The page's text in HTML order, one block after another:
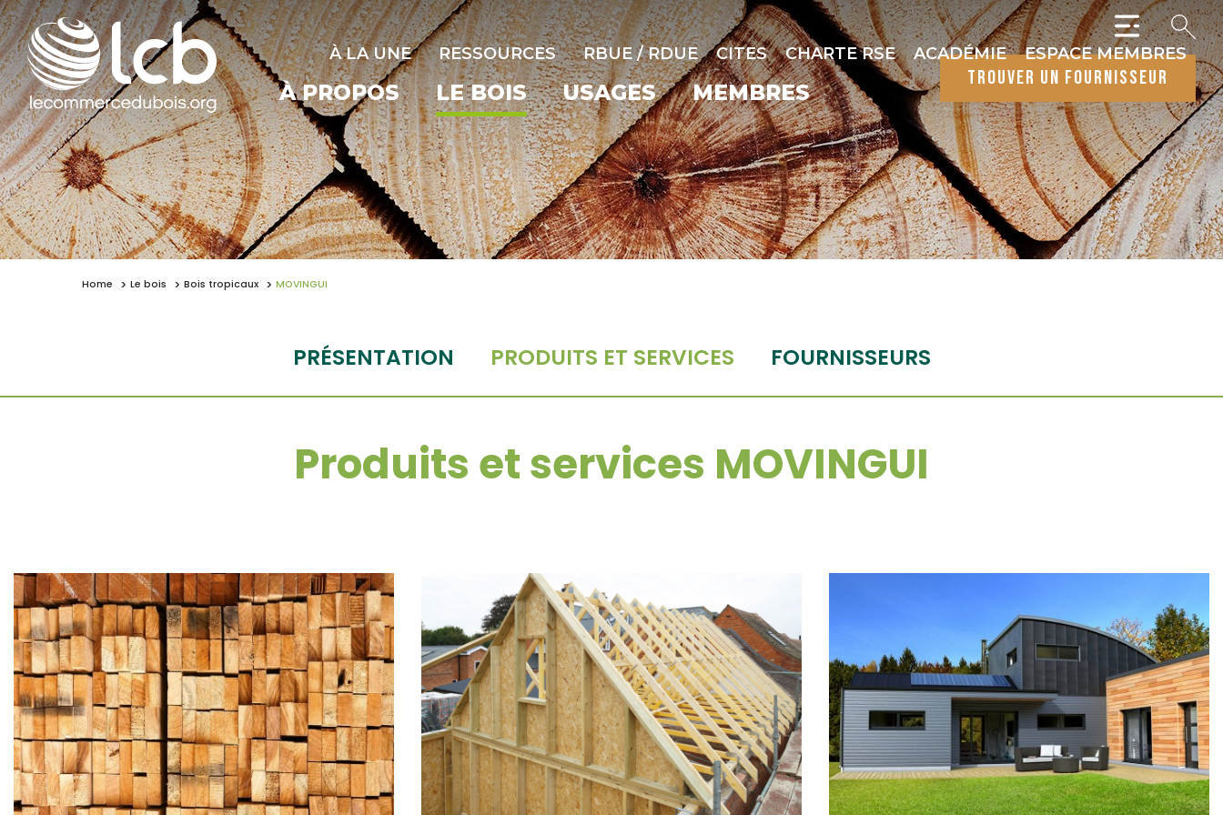
À LA UNE RESSOURCES RBUE / RDUE CITES CHARTE RSE ACADÉMIE ESPACE MEMBRES
À PROPOS LE BOIS USAGES MEMBRES
trouver un fournisseur
Home Le bois Bois tropicaux MOVINGUI
PRÉSENTATION PRODUITS ET SERVICES FOURNISSEURS
Produits et services MOVINGUI